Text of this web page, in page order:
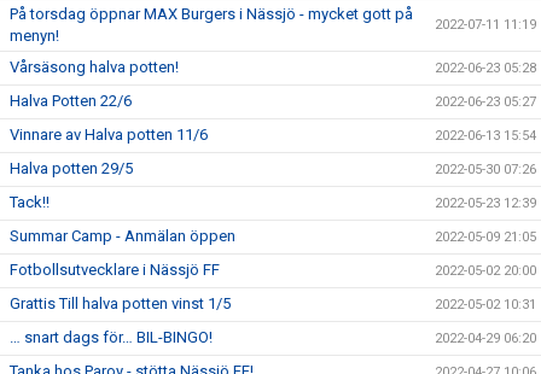
På torsdag öppnar MAX Burgers i Nässjö - mycket gott på
menyn!
2022-07-11 11:19
Vårsäsong halva potten! 2022-06-23 05:28
Halva Potten 22/6 2022-06-23 05:27
Vinnare av Halva potten 11/6 2022-06-13 15:54
Halva potten 29/5 2022-05-30 07:26
Tack!! 2022-05-23 12:39
Summar Camp - Anmälan öppen 2022-05-09 21:05
Fotbollsutvecklare i Nässjö FF 2022-05-02 20:00
Grattis Till halva potten vinst 1/5 2022-05-02 10:31
… snart dags för… BIL-BINGO! 2022-04-29 06:20